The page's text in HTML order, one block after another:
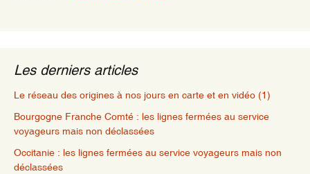
Les derniers articles
Le réseau des origines à nos jours en carte et en vidéo (1)
Bourgogne Franche Comté : les lignes fermées au service
voyageurs mais non déclassées
Occitanie : les lignes fermées au service voyageurs mais non
déclassées